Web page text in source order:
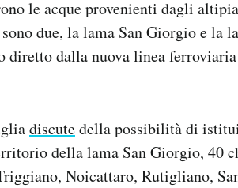
le acque provenienti dagli
due, la lama San Giorgio e la
diretto dalla nuova linea
discutedella possibilità di
della lama San Giorgio, 40
Noicattaro, Rutigliano,